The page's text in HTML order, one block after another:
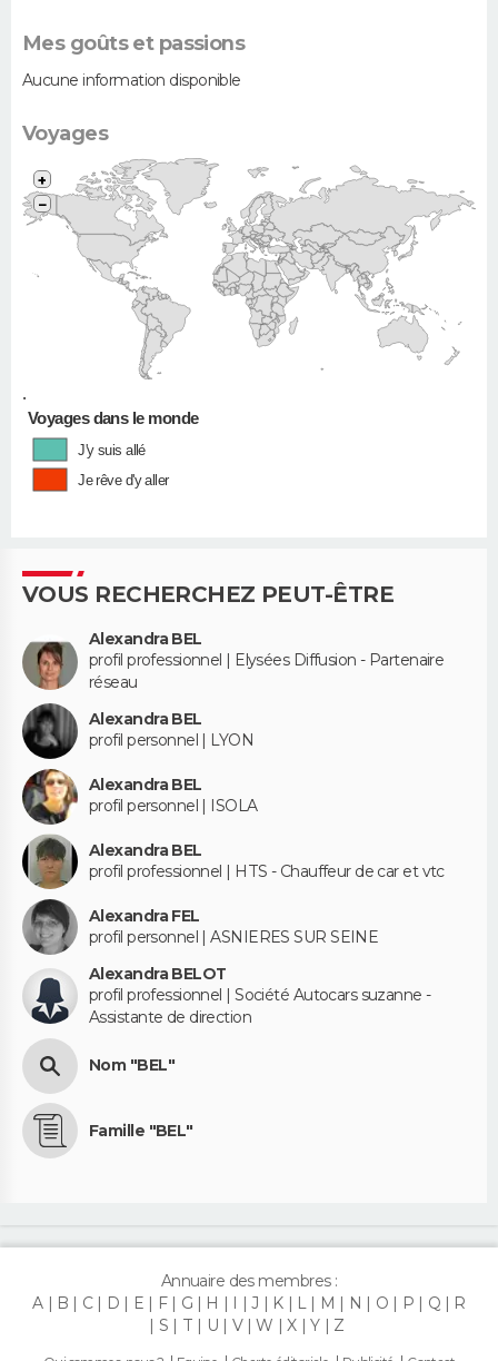
Mes goûts et passions
Aucune information disponible
Voyages
•
+
−
Voyages dans le monde
J'y suis allé
Je rêve d'y aller
VOUS RECHERCHEZ PEUT-ÊTRE
Alexandra BEL
profil professionnel | Elysées Diffusion - Partenaire
réseau
Alexandra BEL
profil personnel | LYON
Alexandra BEL
profil personnel | ISOLA
Alexandra BEL
profil professionnel | HTS - Chauffeur de car et vtc
Alexandra FEL
profil personnel | ASNIERES SUR SEINE
Alexandra BELOT
profil professionnel | Société Autocars suzanne -
Assistante de direction
Nom "BEL"
Famille "BEL"
Annuaire des membres :
A
B C D E F G H J K L M N O P Q
R
S
T U V W X Y Z